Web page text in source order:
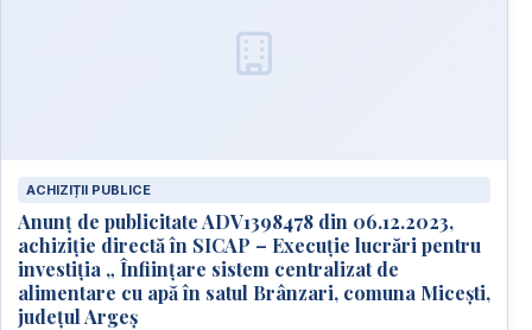
ACHIZIȚII PUBLICE
Anunț de publicitate ADV1398478 din 06.12.2023,
achiziție directă în SICAP – Execuție lucrări pentru
investiția „ Înființare sistem centralizat de
alimentare cu apă în satul Brânzari, comuna Micești,
județul Argeș